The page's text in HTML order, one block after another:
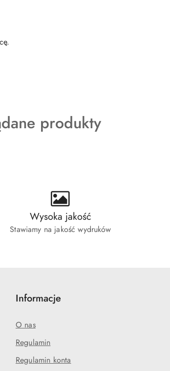
produkty
Wysoka jakość
Stawiamy na jakość wydruków
Informacje
O nas
Regulamin
Regulamin konta